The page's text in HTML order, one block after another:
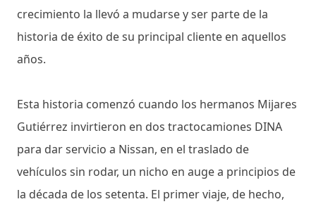
crecimiento la llevó a mudarse y ser parte de la
historia de éxito de su principal cliente en aquellos
años.
Esta historia comenzó cuando los hermanos Mijares
Gutiérrez invirtieron en dos tractocamiones DINA
para dar servicio a Nissan, en el traslado de
vehículos sin rodar, un nicho en auge a principios de
la década de los setenta. El primer viaje, de hecho,